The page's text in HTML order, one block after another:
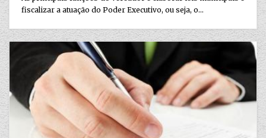
fiscalizar a atuação do Poder Executivo, ou seja, o...